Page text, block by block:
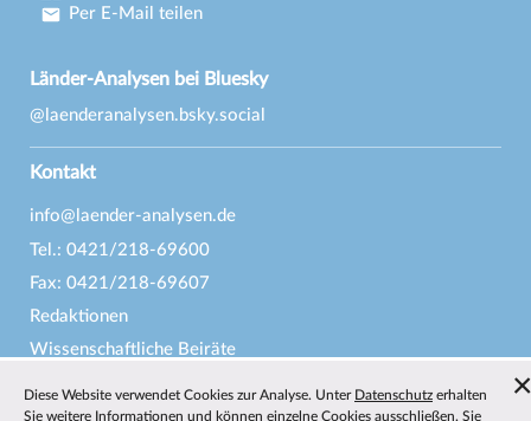
Per E-Mail teilen
Länder-Analysen bei Bluesky
@laenderanalysen.bsky.social
Kontakt
info@laender-analysen.de
Tel.: 0421/218-69600
Fax: 0421/218-69607
Redaktionen
Wissenschaftliche Beiräte
Datenschutz—Impressum—Barrierefreiheit
Diese Website verwendet Cookies zur Analyse. Unter Datenschutz erhalten
Sie weitere Informationen und können einzelne Cookies ausschließen. Sie